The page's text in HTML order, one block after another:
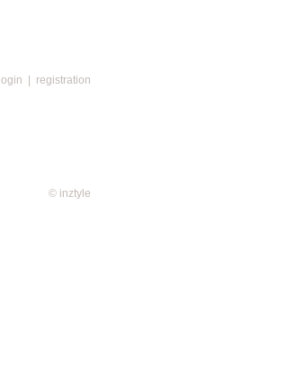
login registration
© inztyle